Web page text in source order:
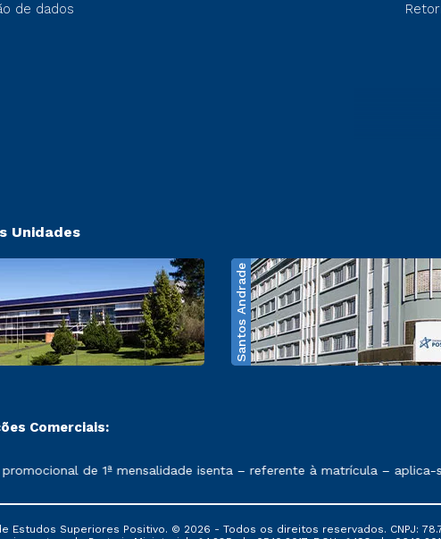
de dados
Unidades
Santos Andrade
Comerciais:
de rematrícula conforme exposto no contrato de prestação
de 1ª mensalidade isenta – referente à matrícula – aplica-
Estudos Superiores Positivo. © 2026 - Todos os direitos reservados. CNPJ: